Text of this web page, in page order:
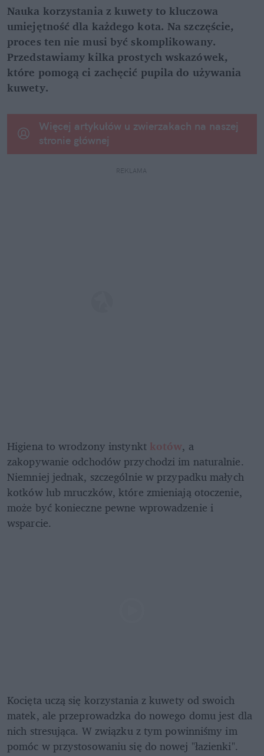
Nauka korzystania z kuwety to kluczowa
umiejętność dla każdego kota. Na szczęście,
proces ten nie musi być skomplikowany.
Przedstawiamy kilka prostych wskazówek,
które pomogą ci zachęcić pupila do używania
kuwety.
Więcej artykułów u zwierzakach na naszej
stronie głównej
REKLAMA
Higiena to wrodzony instynkt kotów, a
zakopywanie odchodów przychodzi im naturalnie.
Niemniej jednak, szczególnie w przypadku małych
kotków lub mruczków, które zmieniają otoczenie,
może być konieczne pewne wprowadzenie i
wsparcie.
Kocięta uczą się korzystania z kuwety od swoich
matek, ale przeprowadzka do nowego domu jest dla
nich stresująca. W związku z tym powinniśmy im
pomóc w przystosowaniu się do nowej "łazienki".